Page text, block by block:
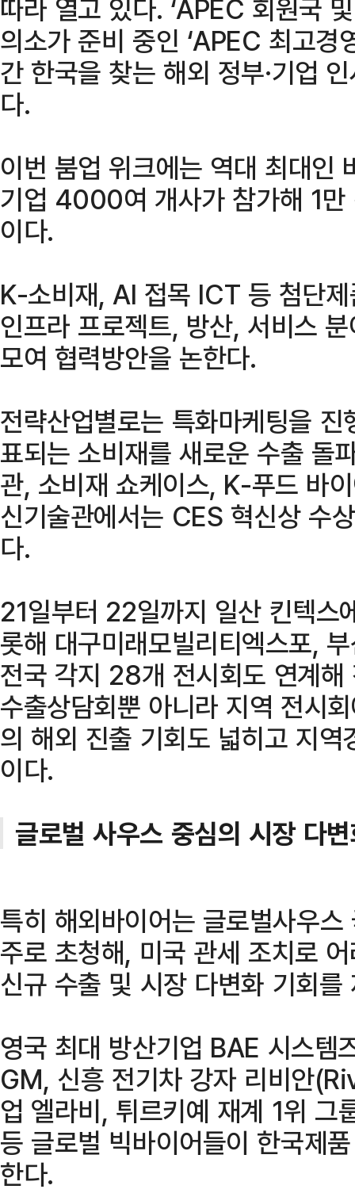
따라 열고 있다. ‘APEC 회원국
의소가 준비 중인 ‘APEC 최고경
간 한국을 찾는 해외 정부·기업
다.
이번 붐업 위크에는 역대 최대인
기업 4000여 개사가 참가해 1만
이다.
K-소비재, AI 접목 ICT 등 첨단제
인프라 프로젝트, 방산, 서비스
모여 협력방안을 논한다.
전략산업별로는 특화마케팅을
표되는 소비재를 새로운 수출 돌
관, 소비재 쇼케이스, K-푸드 바
신기술관에서는 CES 혁신상 수
다.
21일부터 22일까지 일산 킨텍스
롯해 대구미래모빌리티엑스포,
전국 각지 28개 전시회도 연계
수출상담회뿐 아니라 지역 전시
의 해외 진출 기회도 넓히고 지
이다.
글로벌 사우스 중심의 시장 다
특히 해외바이어는 글로벌사우
주로 초청해, 미국 관세 조치로
신규 수출 및 시장 다변화 기회를
영국 최대 방산기업 BAE 시스템
GM, 신흥 전기차 강자 리비안
업 엘라비, 튀르키예 재계 1위
등 글로벌 빅바이어들이 한국제
한다.